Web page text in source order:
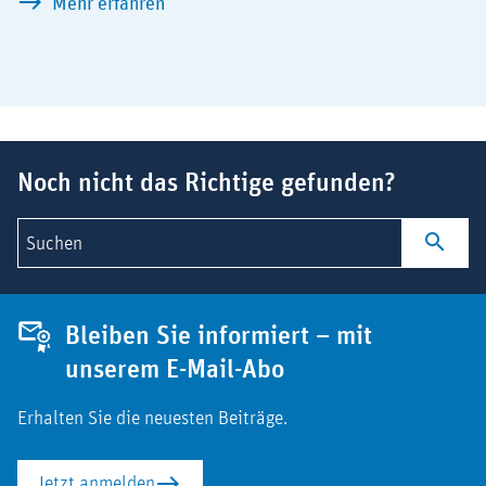
Mehr erfahren
Noch nicht das Richtige gefunden?
Suchen
Bleiben Sie informiert – mit
unserem E-Mail-Abo
Erhalten Sie die neuesten Beiträge.